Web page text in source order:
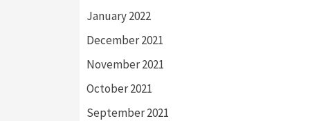
January 2022
December 2021
November 2021
October 2021
September 2021